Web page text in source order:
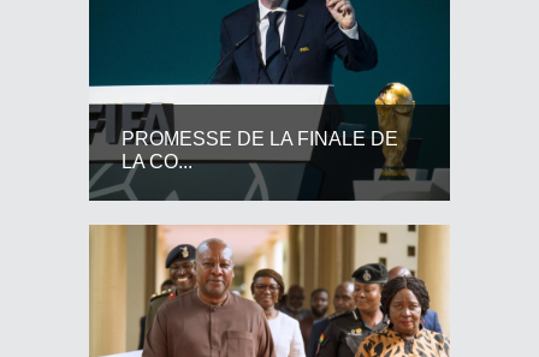
PROMESSE DE LA FINALE DE
LA CO...